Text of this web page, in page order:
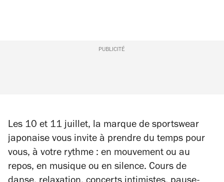
PUBLICITÉ
Les 10 et 11 juillet, la marque de sportswear
japonaise vous invite à prendre du temps pour
vous, à votre rythme : en mouvement ou au
repos, en musique ou en silence. Cours de